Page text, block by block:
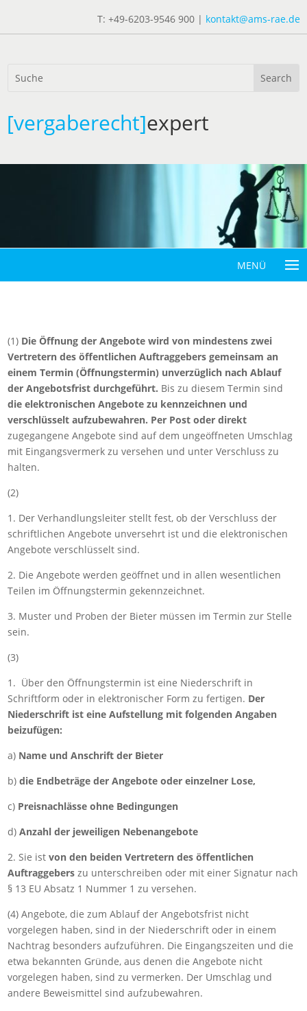
T: +49-6203-9546 900 | kontakt@ams-rae.de
[vergaberecht]expert
(1) Die Öffnung der Angebote wird von mindestens zwei
Vertretern des öffentlichen Auftraggebers gemeinsam an
einem Termin (Öffnungstermin) unverzüglich nach Ablauf
der Angebotsfrist durchgeführt. Bis zu diesem Termin sind
die elektronischen Angebote zu kennzeichnen und
verschlüsselt aufzubewahren. Per Post oder direkt
zugegangene Angebote sind auf dem ungeöffneten Umschlag
mit Eingangsvermerk zu versehen und unter Verschluss zu
halten.
(2)
1. Der Verhandlungsleiter stellt fest, ob der Verschluss der
schriftlichen Angebote unversehrt ist und die elektronischen
Angebote verschlüsselt sind.
2. Die Angebote werden geöffnet und in allen wesentlichen
Teilen im Öffnungstermin gekennzeichnet.
3. Muster und Proben der Bieter müssen im Termin zur Stelle
sein.
(3)
1. Über den Öffnungstermin ist eine Niederschrift in
Schriftform oder in elektronischer Form zu fertigen. Der
Niederschrift ist eine Aufstellung mit folgenden Angaben
beizufügen:
a) Name und Anschrift der Bieter
b)die Endbeträge der Angebote oder einzelner Lose,
c) Preisnachlässe ohne Bedingungen
d)Anzahl der jeweiligen Nebenangebote
2. Sie istvon den beiden Vertretern des öffentlichen
Auftraggebers zu unterschreiben oder mit einer Signatur nach
§ 13 EU Absatz 1 Nummer 1 zu versehen.
(4) Angebote, die zum Ablauf der Angebotsfrist nicht
vorgelegen haben, sind in der Niederschrift oder in einem
Nachtrag besonders aufzuführen. Die Eingangszeiten und die
etwa bekannten Gründe, aus denen die Angebote nicht
vorgelegen haben, sind zu vermerken. Der Umschlag und
andere Beweismittel sind aufzubewahren.